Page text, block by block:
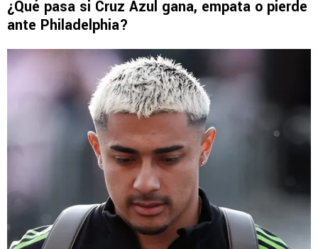
¿Qué pasa si Cruz Azul gana, empata o pierde
ante Philadelphia?